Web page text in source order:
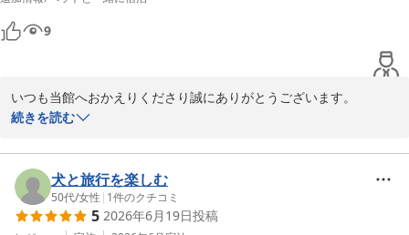
これからも愛犬と飼い主様が一緒に楽しい思い出を作れる宿を目指
改めまして、この度は当館にご宿泊いただき、誠にありがとうござ
いました。
愛犬お宿 伊豆高原
2026-06-07
9
いつも当館へおかえりくださり誠にありがとうございます。
また、嬉しいお便りに「満点の評価」を賜り重ねてお礼を申し上げ
「行って良かった」とのお言葉を頂戴し、スタッフ一同大変嬉しく
拝読いたしました。何度お越しいただいても期待以上と感じていた
だけることは、私どもにとって何よりの喜びでございます。
続きを読む
犬と旅行を楽しむ
50代/女性 | 1件のクチコミ
5 2026年6月19日投稿